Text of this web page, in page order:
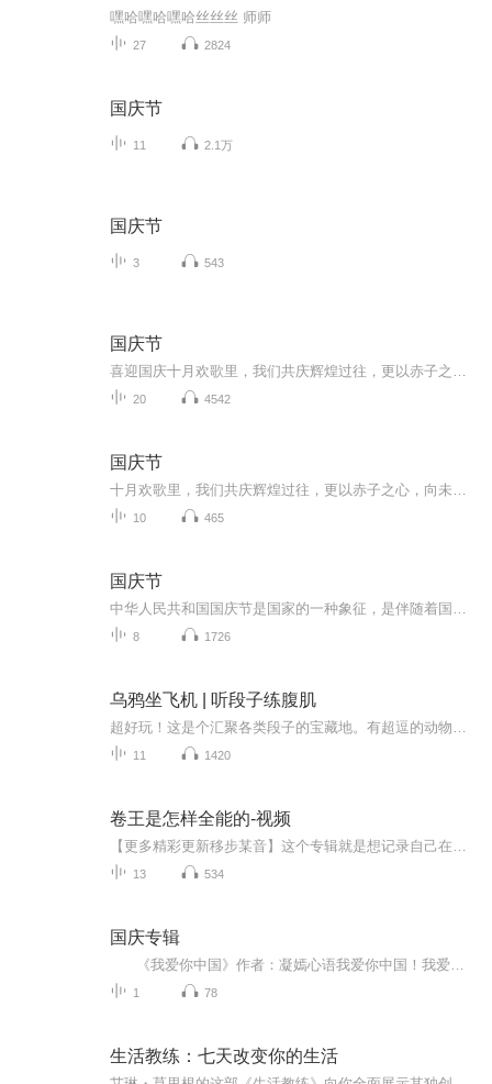
嘿哈嘿哈嘿哈丝丝丝 师师
27 2824
国庆节
11 2.1万
国庆节
3 543
国庆节
20 4542
国庆节
10 465
国庆节
8 1726
乌鸦坐飞机 | 听段子练腹肌
11 1420
卷王是怎样全能的-视频
13 534
国庆专辑
1 78
生活教练：七天改变你的生活